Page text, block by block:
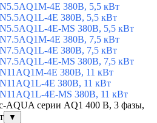
4E 380В, 5,5 кВт
4E 380В, 5,5 кВт
4E-MS 380В, 5,5 кВт
4E 380В, 7,5 кВт
4E 380В, 7,5 кВт
4E-MS 380В, 7,5 кВт
4E 380В, 11 кВт
4E 380В, 11 кВт
4E-MS 380В, 11 кВт
AQUA серии AQ1 400 В, 3 фазы,
▼